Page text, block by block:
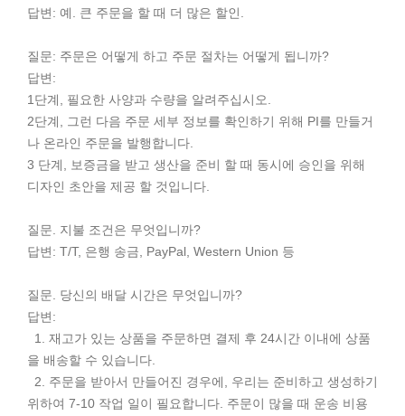
답변: 예. 큰 주문을 할 때 더 많은 할인.
질문: 주문은 어떻게 하고 주문 절차는 어떻게 됩니까?
답변:
1단계, 필요한 사양과 수량을 알려주십시오.
2단계, 그런 다음 주문 세부 정보를 확인하기 위해 PI를 만들거
나 온라인 주문을 발행합니다.
3 단계, 보증금을 받고 생산을 준비 할 때 동시에 승인을 위해
디자인 초안을 제공 할 것입니다.
질문. 지불 조건은 무엇입니까?
답변: T/T, 은행 송금, PayPal, Western Union 등
질문. 당신의 배달 시간은 무엇입니까?
답변:
1. 재고가 있는 상품을 주문하면 결제 후 24시간 이내에 상품
을 배송할 수 있습니다.
2. 주문을 받아서 만들어진 경우에, 우리는 준비하고 생성하기
위하여 7-10 작업 일이 필요합니다. 주문이 많을 때 운송 비용